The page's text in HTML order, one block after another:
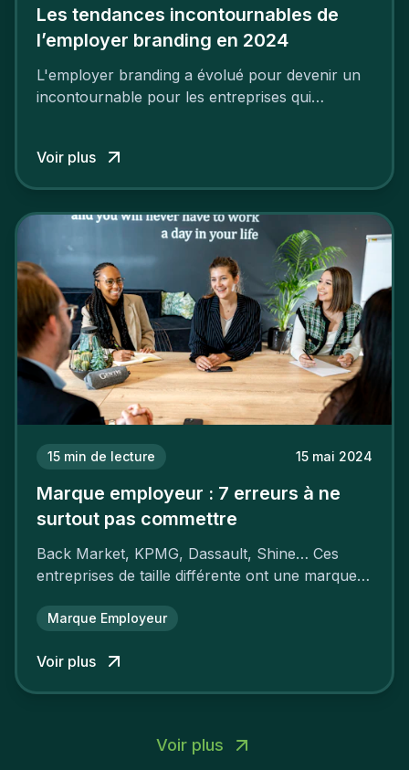
Les tendances incontournables de
l’employer branding en 2024
L'employer branding a évolué pour devenir un
incontournable pour les entreprises qui
Voir plus
15 min de lecture 15 mai 2024
Marque employeur : 7 erreurs à ne
surtout pas commettre
Back Market, KPMG, Dassault, Shine… Ces
entreprises de taille différente ont une marque
attractivité et une fidélisation à faire pâlir leurs
Marque Employeur
Voir plus
Voir plus